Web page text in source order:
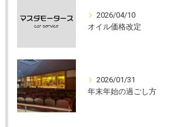
2026/04/10
オイル価格改定
2026/01/31
年末年始の過ごし方